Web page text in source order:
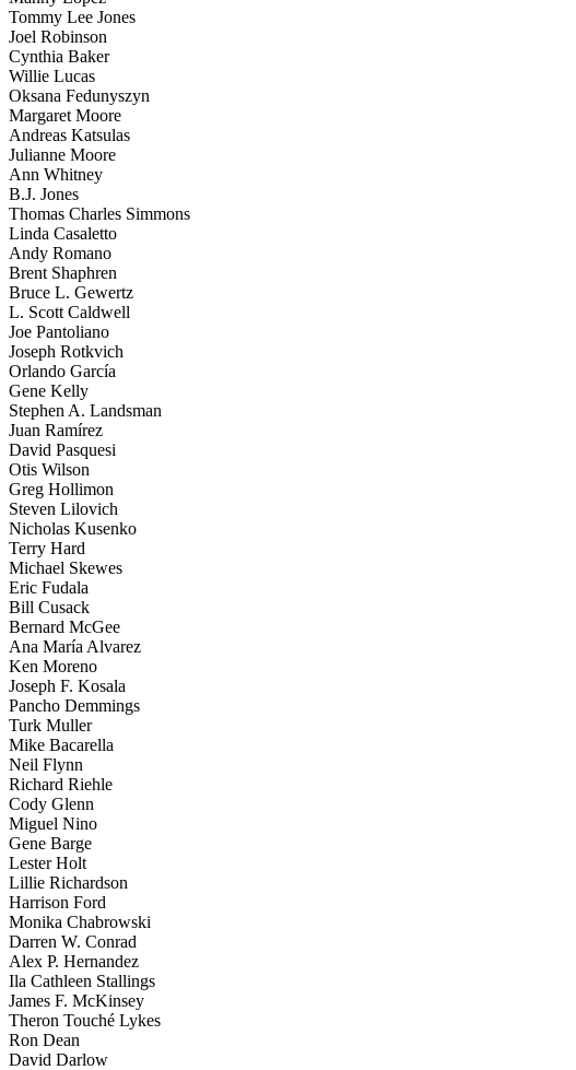
Tommy Lee Jones
Joel Robinson
Cynthia Baker
Willie Lucas
Oksana Fedunyszyn
Margaret Moore
Andreas Katsulas
Julianne Moore
Ann Whitney
B.J. Jones
Thomas Charles Simmons
Linda Casaletto
Andy Romano
Brent Shaphren
Bruce L. Gewertz
L. Scott Caldwell
Joe Pantoliano
Joseph Rotkvich
Orlando García
Gene Kelly
Stephen A. Landsman
Juan Ramírez
David Pasquesi
Otis Wilson
Greg Hollimon
Steven Lilovich
Nicholas Kusenko
Terry Hard
Michael Skewes
Eric Fudala
Bill Cusack
Bernard McGee
Ana María Alvarez
Ken Moreno
Joseph F. Kosala
Pancho Demmings
Turk Muller
Mike Bacarella
Neil Flynn
Richard Riehle
Cody Glenn
Miguel Nino
Gene Barge
Lester Holt
Lillie Richardson
Harrison Ford
Monika Chabrowski
Darren W. Conrad
Alex P. Hernandez
Ila Cathleen Stallings
James F. McKinsey
Theron Touché Lykes
Ron Dean
David Darlow